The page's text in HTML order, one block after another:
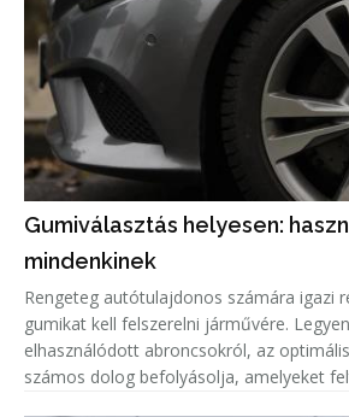
Gumiválasztás helyesen:
mindenkinek
Rengeteg autótulajdonos számára igazi
gumikat kell felszerelni járművére.
elhasználódott abroncsokról, az
számos dolog befolyásolja, amelyeket